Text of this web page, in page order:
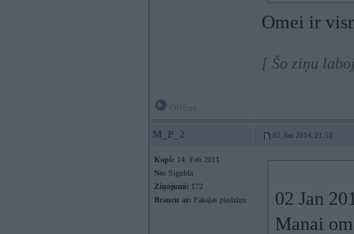
Omei ir
[ Šo ziņu
M_P_2 02. Jan 2014, 21:53
Kopš: 14. Feb 2011
No: Sigulda
Ziņojumi: 172
Braucu ar: Pakaļas piedziņu
02 Jan
Manai